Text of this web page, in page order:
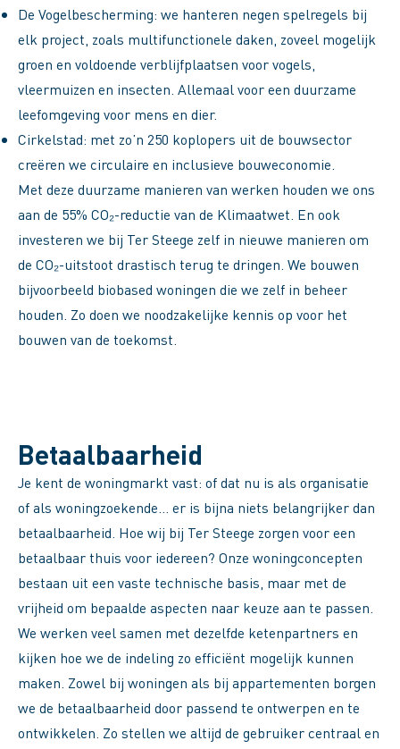
De Vogelbescherming: we hanteren negen spelregels bij
elk project, zoals multifunctionele daken, zoveel mogelijk
groen en voldoende verblijfplaatsen voor vogels,
vleermuizen en insecten. Allemaal voor een duurzame
leefomgeving voor mens en dier.
Cirkelstad: met zo’n 250 koplopers uit de bouwsector
creëren we circulaire en inclusieve bouweconomie.
Met deze duurzame manieren van werken houden we ons
aan de 55% CO₂-reductie van de Klimaatwet. En ook
investeren we bij Ter Steege zelf in nieuwe manieren om
de CO₂-uitstoot drastisch terug te dringen. We bouwen
bijvoorbeeld biobased woningen die we zelf in beheer
houden. Zo doen we noodzakelijke kennis op voor het
bouwen van de toekomst.
Betaalbaarheid
Je kent de woningmarkt vast: of dat nu is als organisatie
of als woningzoekende… er is bijna niets belangrijker dan
betaalbaarheid. Hoe wij bij Ter Steege zorgen voor een
betaalbaar thuis voor iedereen? Onze woningconcepten
bestaan uit een vaste technische basis, maar met de
vrijheid om bepaalde aspecten naar keuze aan te passen.
We werken veel samen met dezelfde ketenpartners en
kijken hoe we de indeling zo efficiënt mogelijk kunnen
maken. Zowel bij woningen als bij appartementen borgen
we de betaalbaarheid door passend te ontwerpen en te
ontwikkelen. Zo stellen we altijd de gebruiker centraal en